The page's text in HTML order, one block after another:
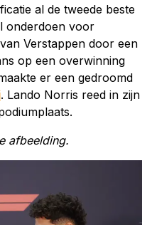
al de tweede beste
onderdoen voor
Verstappen door een
op een overwinning
er een gedroomd
. Lando Norris reed in zijn
afbeelding.